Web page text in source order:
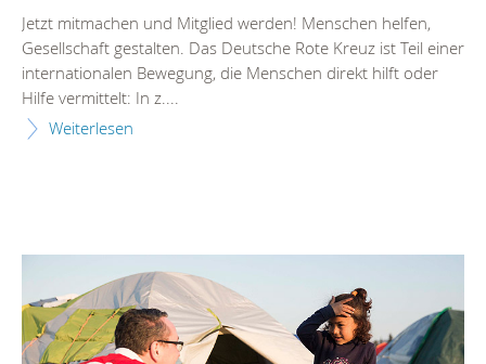
Jetzt mitmachen und Mitglied werden! Menschen helfen,
Gesellschaft gestalten. Das Deutsche Rote Kreuz ist Teil einer
internationalen Bewegung, die Menschen direkt hilft oder
Hilfe vermittelt: In z....
Weiterlesen